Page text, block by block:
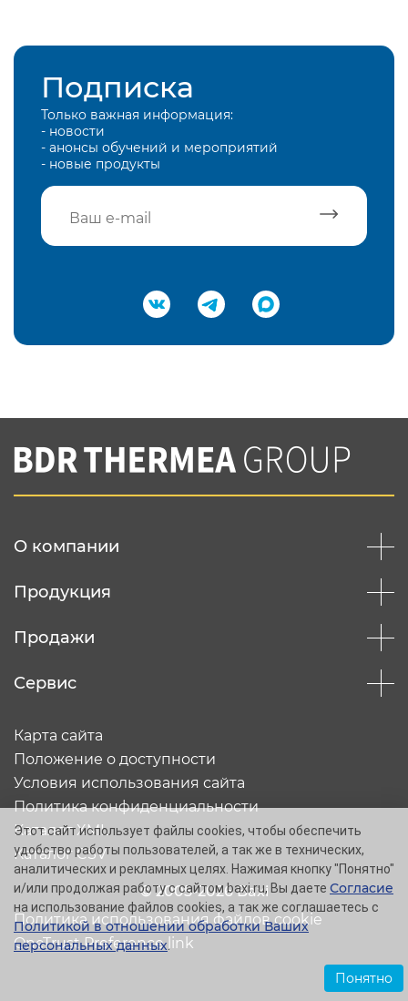
Подписка
Только важная информация:
- новости
- анонсы обучений и мероприятий
- новые продукты
Подтвердить e-mail
Вы соглашаетесь с нашей политикой
конфеденциальности
О компании
Продукция
Продажи
Сервис
© 2005-2026 Baxi
Карта сайта
Положение о доступности
Условия использования сайта
Политика конфиденциальности
Каталог XML
Каталог CSV
Политика использования файлов cookie
OneTrust Preference link
Этот сайт использует файлы cookies, чтобы обеспечить
удобство работы пользователей, а так же в технических,
аналитических и рекламных целях. Нажимая кнопку "Понятно"
и/или продолжая работу с сайтом baxi.ru, Вы даете Согласие
на использование файлов cookies, а так же соглашаетесь с
Политикой в отношении обработки Ваших
персональных данных.
Понятно